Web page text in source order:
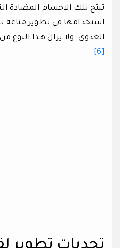
تنتج تلك الاجسام المضادة
استخدامها في تطوير مناعة
العدوى. ولا يزال هذا النوع
[6]